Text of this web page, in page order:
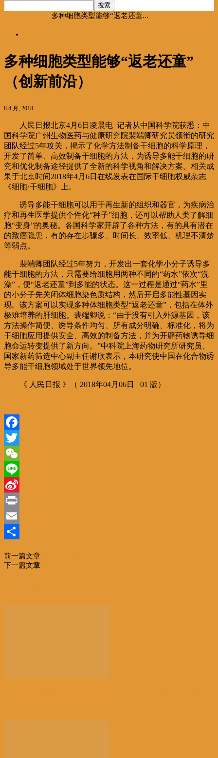
多种细胞类型能够“返老还童...
多种细胞类型能够“返老还童”
（创新前沿）
8 4 月, 2018
人民日报北京4月6日凌晨电 记者从中国科学院获悉：中
国科学院广州生物医药与健康研究院裴端卿研究员领衔的研究
团队经过5年攻关，揭示了化学方法制备干细胞的科学原理，
开发了简单、高效制备干细胞的方法，为诱导多能干细胞的研
究和优化制备途径提供了全新的科学视角和解决方案。相关成
果于北京时间2018年4月6日在线发表在国际干细胞权威杂志
《细胞·干细胞》上。
诱导多能干细胞可以用于再生新的组织和器官，为疾病治
疗和再生医学提供个性化“种子”细胞，还可以帮助人类了解细
胞“变身”的奥秘。各国科学家开辟了各种方法，有的具有潜在
的致癌隐患，有的存在步骤多、时间长、效率低、机理不清楚
等弱点。
裴端卿团队经过5年努力，开发出一套化学小分子诱导多
能干细胞的方法，只需要给细胞用两种不同的“药水”依次“洗
澡”，便“返老还童”到多能的状态。这一过程是通过“药水”里
的小分子先关闭体细胞染色质结构，然后开启多能性基因实
现。该方案可以实现多种体细胞类型“返老还童”，包括在体外
极难培养的肝细胞。裴端卿说：“由于没有引入外源基因，该
方法操作简便、诱导条件均匀、所有成分明确、标准化，将为
干细胞应用提供安全、高效的制备方法，并为开辟药物诱导细
胞命运转变提供了新方向。”中科院上海药物研究所研究员、
国家新药筛选中心副主任谢欣表示，本研究使中国在化合物诱
导多能干细胞领域处于世界领先地位。
《 人民日报 》（ 2018年04月06日 01 版）
Facebook
Twitter
WeChat
Line
Sina
Weibo
Print
Email
享
前一篇文章
下一篇文章